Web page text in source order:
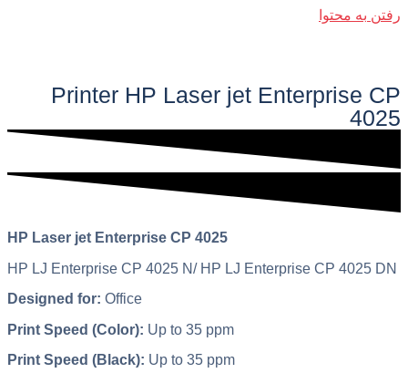
رفتن به محتوا
Printer HP Laser jet Enterprise CP
4025​​
HP Laser jet Enterprise CP 4025
HP LJ Enterprise CP 4025 N/ HP LJ Enterprise CP 4025 DN
Designed for: Office
Print Speed (Color): Up to 35 ppm
Print Speed (Black): Up to 35 ppm